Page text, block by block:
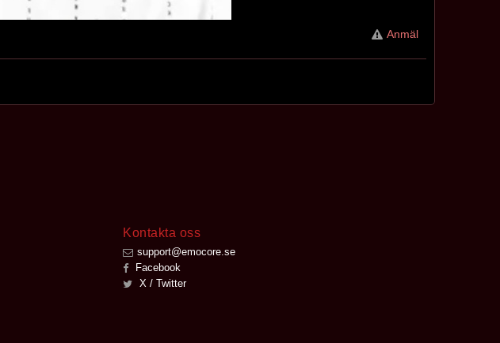
Anmäl
Kontakta oss
support@emocore.se
Facebook
X / Twitter